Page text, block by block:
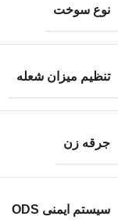
نوع سوخت
تنظیم میزان شعله
جرقه زن
سیستم ایمنی ODS